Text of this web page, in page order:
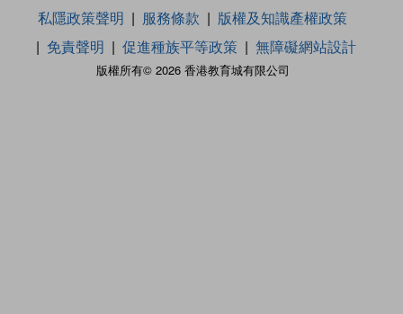
版權所有© 2026 香港教育城有限公司
私隱政策聲明 服務條款
版權及知識產權政策
免責聲明
促進種族平等政策 無障礙網站設計